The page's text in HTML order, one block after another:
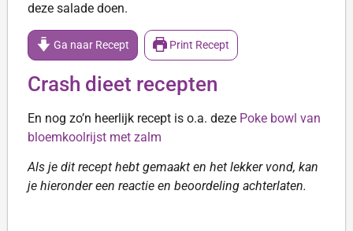
deze salade doen.
Ga naar Recept Print Recept
Crash dieet recepten
En nog zo’n heerlijk recept is o.a. deze Poke bowl van
bloemkoolrijst met zalm
Als je dit recept hebt gemaakt en het lekker vond, kan
je hieronder een reactie en beoordeling achterlaten.